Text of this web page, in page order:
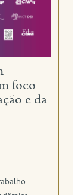
foco
e da